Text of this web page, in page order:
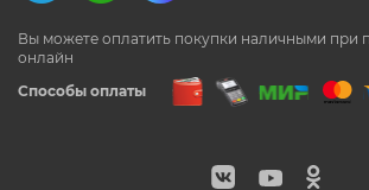
Способы оплаты
Вы можете оплатить покупки наличными при
онлайн